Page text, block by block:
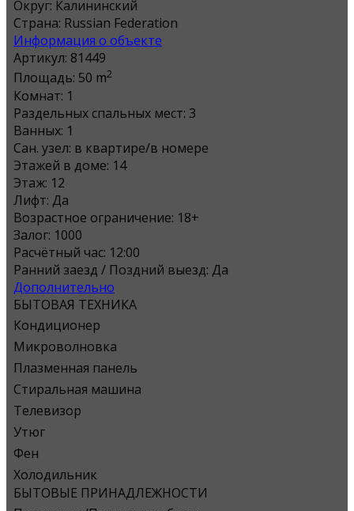
Округ: Калининский
Страна: Russian Federation
Информация о объекте
Артикул: 81449
Площадь: 50 m2
Комнат: 1
Раздельных спальных мест: 3
Ванных: 1
Сан. узел: в квартире/в номере
Этажей в доме: 14
Этаж: 12
Лифт: Да
Возрастное ограничение: 18+
Залог: 1000
Расчётный час: 12:00
Ранний заезд / Поздний выезд: Да
Дополнительно
БЫТОВАЯ ТЕХНИКА
Кондиционер
Микроволновка
Плазменная панель
Стиральная машина
Телевизор
Утюг
Фен
Холодильник
БЫТОВЫЕ ПРИНАДЛЕЖНОСТИ